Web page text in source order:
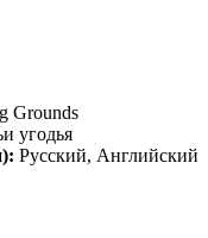
Game Soundtrack
из игры NFS
Grounds
угодья
Русский, Английский